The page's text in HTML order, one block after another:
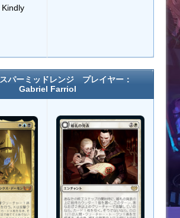
Kindly
パーミッドレンジ プレイヤー：
Gabriel Farriol